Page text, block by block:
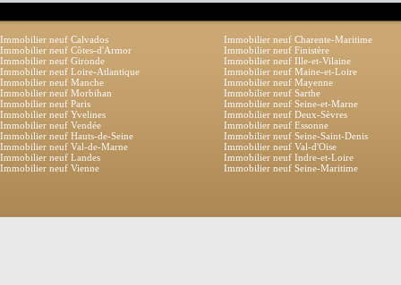
Immobilier neuf Calvados
Immobilier neuf Charente-Maritime
Immobilier neuf Côtes-d'Armor
Immobilier neuf Finistère
Immobilier neuf Gironde
Immobilier neuf Ille-et-Vilaine
Immobilier neuf Loire-Atlantique
Immobilier neuf Maine-et-Loire
Immobilier neuf Manche
Immobilier neuf Mayenne
Immobilier neuf Morbihan
Immobilier neuf Sarthe
Immobilier neuf Paris
Immobilier neuf Seine-et-Marne
Immobilier neuf Yvelines
Immobilier neuf Deux-Sèvres
Immobilier neuf Vendée
Immobilier neuf Essonne
Immobilier neuf Hauts-de-Seine
Immobilier neuf Seine-Saint-Denis
Immobilier neuf Val-de-Marne
Immobilier neuf Val-d'Oise
Immobilier neuf Landes
Immobilier neuf Indre-et-Loire
Immobilier neuf Vienne
Immobilier neuf Seine-Maritime